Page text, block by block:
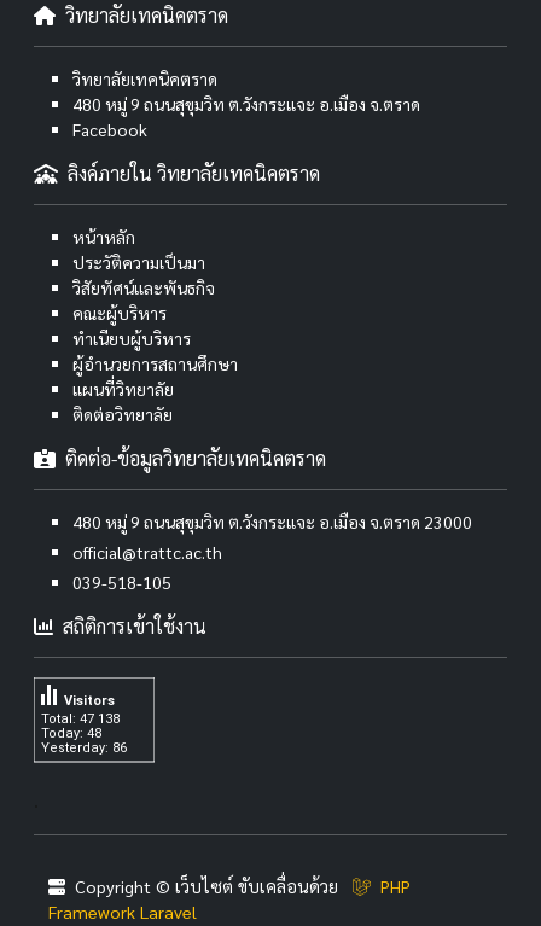
วิทยาลัยเทคนิคตราด
วิทยาลัยเทคนิคตราด
480 หมู่ 9 ถนนสุขุมวิท ต.วังกระแจะ อ.เมือง จ.ตราด
Facebook
ลิงค์ภายใน วิทยาลัยเทคนิคตราด
หน้าหลัก
ประวัติความเป็นมา
วิสัยทัศน์และพันธกิจ
คณะผู้บริหาร
ทำเนียบผู้บริหาร
ผู้อำนวยการสถานศึกษา
แผนที่วิทยาลัย
ติดต่อวิทยาลัย
ติดต่อ-ข้อมูลวิทยาลัยเทคนิคตราด
480 หมู่ 9 ถนนสุขุมวิท ต.วังกระแจะ อ.เมือง จ.ตราด 23000
official@trattc.ac.th
039-518-105
สถิติการเข้าใช้งาน
Total: 47 138
Today: 48
Yesterday: 86
Visitors
Copyright © เว็บไซต์ ขับเคลื่อนด้วย
PHP
Framework Laravel